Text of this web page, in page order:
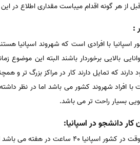
از هر گونه اقدام میباست مقداری اطلاع در
:
اسپانیا با افرادی است که شهروند اسپانیا
بالایی برخوردار باشند البته این
دارند که تمایل دارند کار در مراکز بزرگ تر
با افراد شهروند کشور می باشد اما در نظر
بسیار راحت تر می باشد.
دانشجو در اسپانیا:
می باشد اما دانشجو می توانند به صورت پاره وقت و متناسب با مقطع تحصیلی کار کنند.